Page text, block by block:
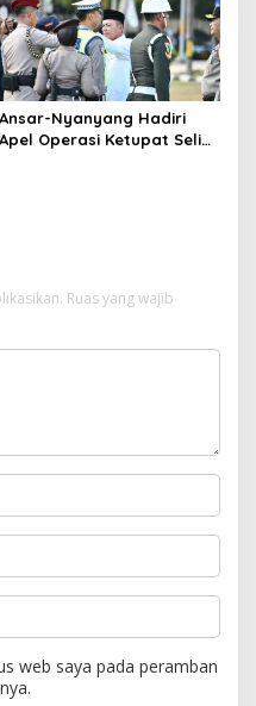
Ansar-Nyanyang Hadiri
Apel Operasi Ketupat Seligi
Ruas yang wajib
web saya pada peramban